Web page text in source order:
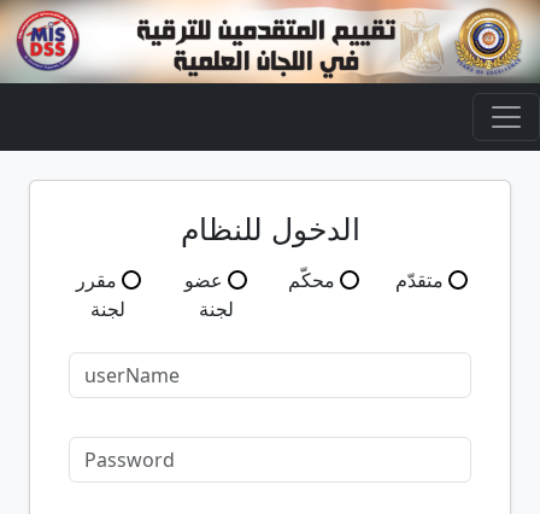
الدخول للنظام
متقدّم محكّم
عضو
لجنة
مقرر
لجنة